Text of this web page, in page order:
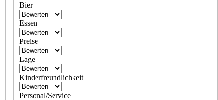
Bier
Essen
Preise
Lage
Kinderfreundlichkeit
Personal/Service